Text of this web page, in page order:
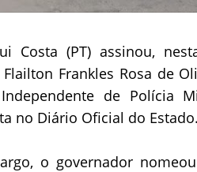
Costa (PT) assinou,
Frankles Rosa de
de Polícia
no Diário Oficial do Estado.
o governador